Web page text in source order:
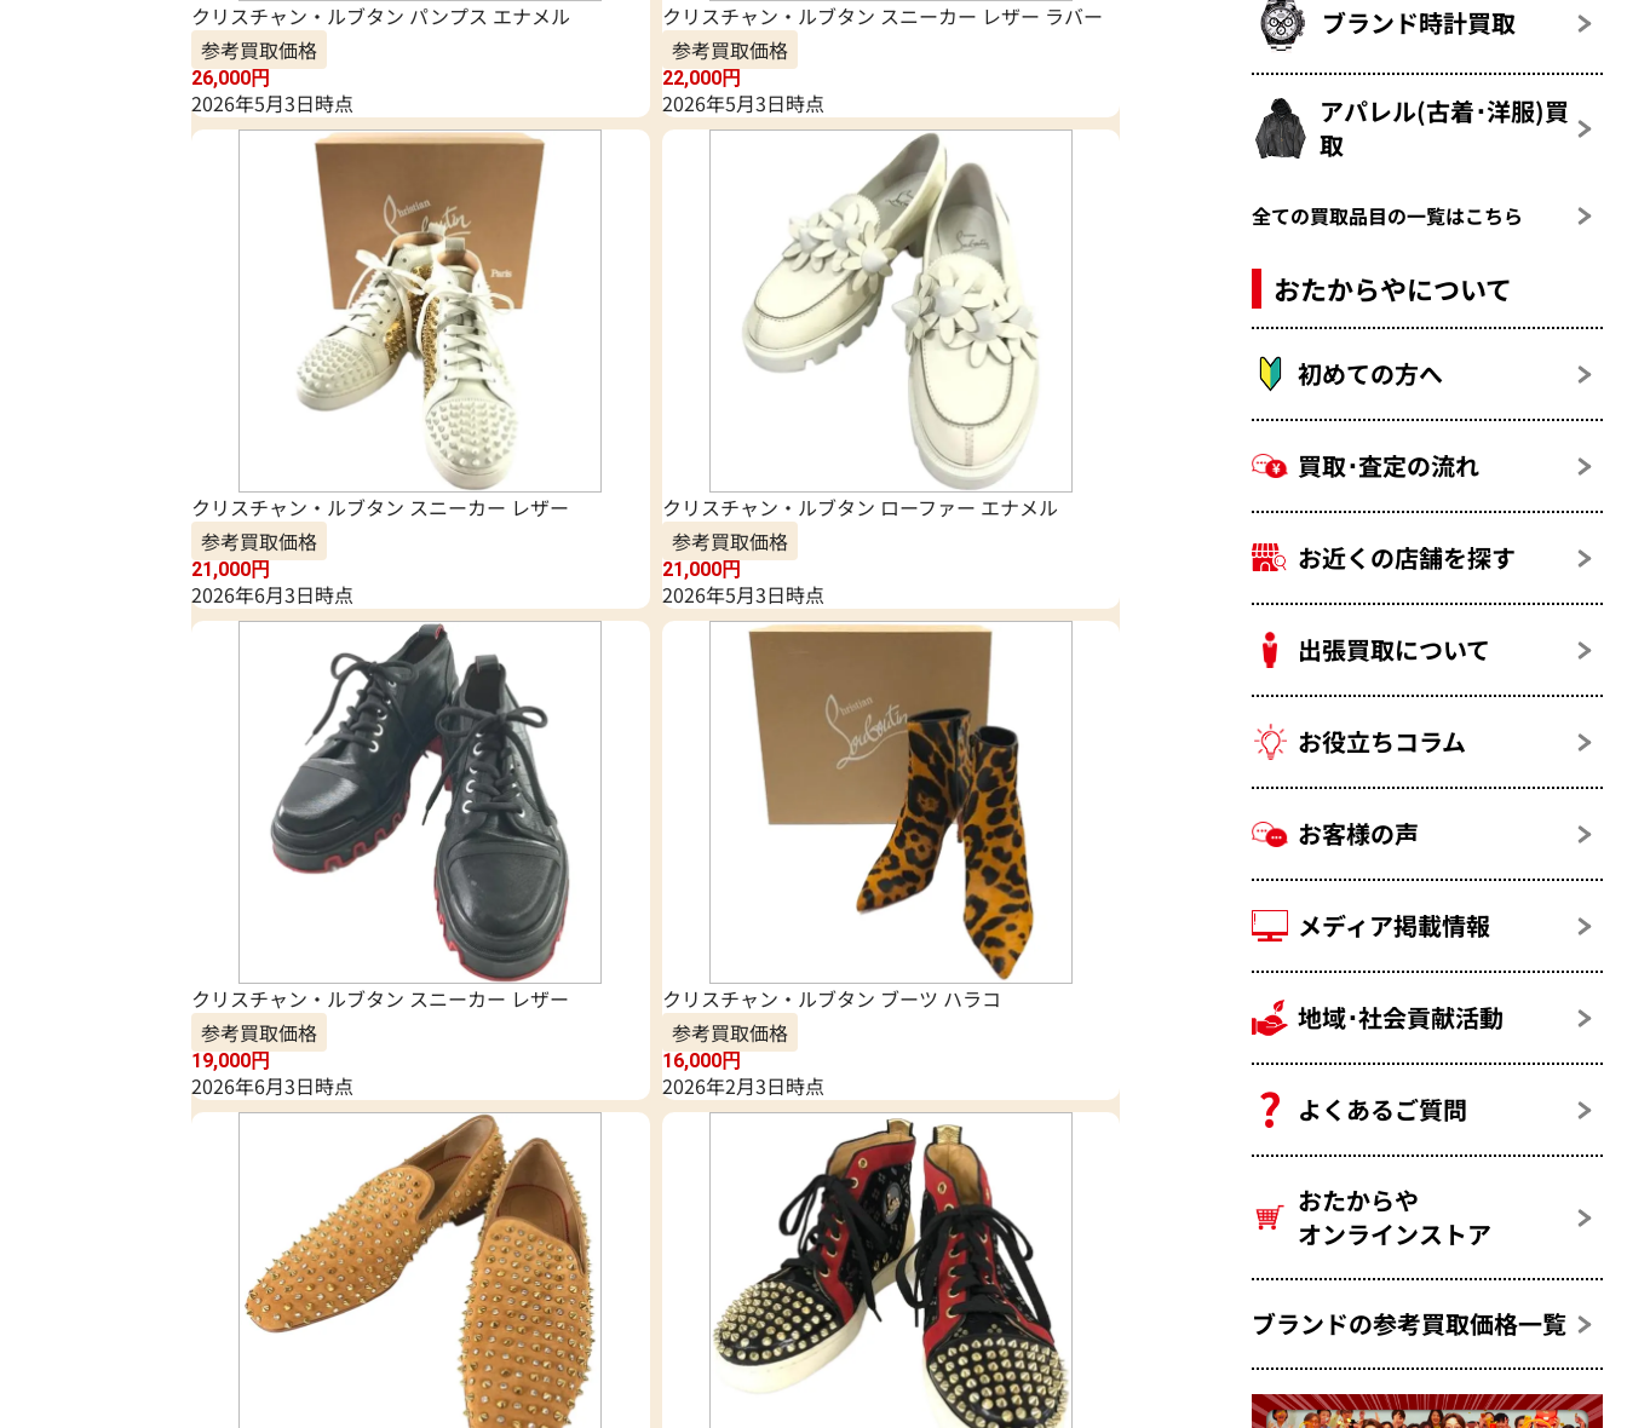
クリスチャン・ルブタン パンプス エナメル
参考買取価格
26,000円
2026年5月3日時点
クリスチャン・ルブタン スニーカー レザー ラバー
参考買取価格
22,000円
2026年5月3日時点
クリスチャン・ルブタン スニーカー レザー
参考買取価格
21,000円
2026年6月3日時点
クリスチャン・ルブタン ローファー エナメル
参考買取価格
21,000円
2026年5月3日時点
クリスチャン・ルブタン スニーカー レザー
参考買取価格
19,000円
2026年6月3日時点
クリスチャン・ルブタン ブーツ ハラコ
参考買取価格
16,000円
2026年2月3日時点
ブランド時計買取
アパレル(古着･洋服)買
取
全ての買取品目の一覧はこちら
おたからやについて
初めての方へ
買取･査定の流れ
お近くの店舗を探す
出張買取について
お役立ちコラム
お客様の声
メディア掲載情報
地域･社会貢献活動
よくあるご質問
おたからや
オンラインストア
ブランドの参考買取価格一覧